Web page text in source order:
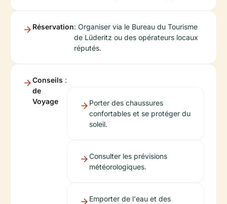
Réservation: Organiser via le Bureau du Tourisme
de Lüderitz ou des opérateurs locaux
réputés.
Conseils
de
Voyage
:
Porter des chaussures
confortables et se protéger du
soleil.
Consulter les prévisions
météorologiques.
Emporter de l'eau et des